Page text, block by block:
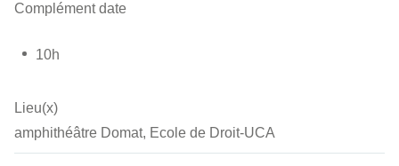
Complément date
10h
Lieu(x)
amphithéâtre Domat, Ecole de Droit-UCA